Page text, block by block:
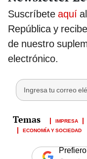
Suscríbete aquí
República y
de nuestro
electrónico.
IMPRESA
ECONOMÍA Y SOCIEDAD